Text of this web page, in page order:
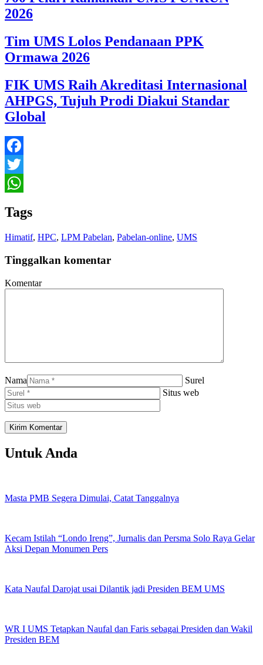
2026
Tim UMS Lolos Pendanaan PPK
Ormawa 2026
FIK UMS Raih Akreditasi Internasional
AHPGS, Tujuh Prodi Diakui Standar
Global
Facebook
Twitter
Tags
Himatif, HPC, LPM Pabelan, Pabelan-online, UMS
Tinggalkan komentar
Komentar
Nama
Surel
Situs web
Untuk Anda
Masta PMB Segera Dimulai, Catat Tanggalnya
Kecam Istilah “Londo Ireng”, Jurnalis dan Persma Solo Raya Gelar
Aksi Depan Monumen Pers
Kata Naufal Darojat usai Dilantik jadi Presiden BEM UMS
WR I UMS Tetapkan Naufal dan Faris sebagai Presiden dan Wakil
Presiden BEM